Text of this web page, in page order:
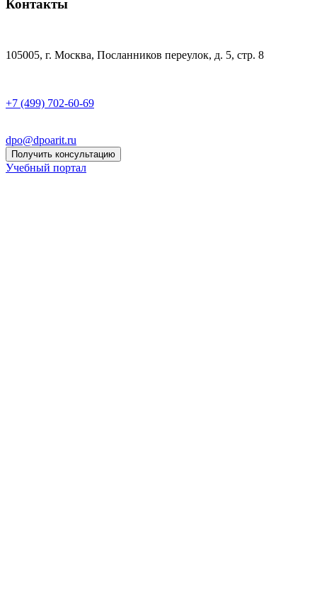
Контакты
105005, г. Москва, Посланников переулок, д. 5, стр. 8
+7 (499) 702-60-69
dpo@dpoarit.ru
Получить консультацию
Учебный портал